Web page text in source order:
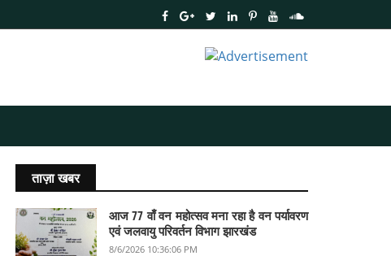
ताज़ा खबर
आज 77 वाँ वन महोत्सव मना रहा है वन पर्यावरण
एवं जलवायु परिवर्तन विभाग झारखंड
8/6/2026 10:36:06 PM